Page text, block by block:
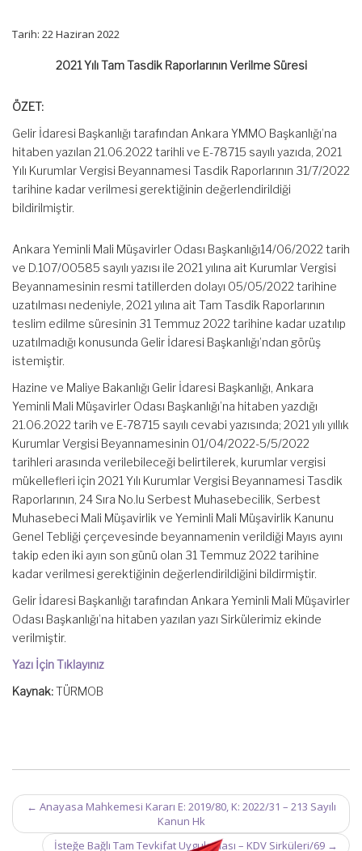
Tarih: 22 Haziran 2022
2021 Yılı Tam Tasdik Raporlarının Verilme Süresi
ÖZET:
Gelir İdaresi Başkanlığı tarafından Ankara YMMO Başkanlığı’na
hitaben yazılan 21.06.2022 tarihli ve E-78715 sayılı yazıda, 2021
Yılı Kurumlar Vergisi Beyannamesi Tasdik Raporlarının 31/7/2022
tarihine kadar verilmesi gerektiğinin değerlendirildiği
bildirilmiştir.
Ankara Yeminli Mali Müşavirler Odası Başkanlığı14/06/2022 tarih
ve D.107/00585 sayılı yazısı ile 2021 yılına ait Kurumlar Vergisi
Beyannamesinin resmi tatillerden dolayı 05/05/2022 tarihine
uzatılması nedeniyle, 2021 yılına ait Tam Tasdik Raporlarının
teslim edilme süresinin 31 Temmuz 2022 tarihine kadar uzatılıp
uzatılmadığı konusunda Gelir İdaresi Başkanlığı’ndan görüş
istemiştir.
Hazine ve Maliye Bakanlığı Gelir İdaresi Başkanlığı, Ankara
Yeminli Mali Müşavirler Odası Başkanlığı’na hitaben yazdığı
21.06.2022 tarih ve E-78715 sayılı cevabi yazısında; 2021 yılı yıllık
Kurumlar Vergisi Beyannamesinin 01/04/2022-5/5/2022
tarihleri arasında verilebileceği belirtilerek, kurumlar vergisi
mükellefleri için 2021 Yılı Kurumlar Vergisi Beyannamesi Tasdik
Raporlarının, 24 Sıra No.lu Serbest Muhasebecilik, Serbest
Muhasebeci Mali Müşavirlik ve Yeminli Mali Müşavirlik Kanunu
Genel Tebliği çerçevesinde beyannamenin verildiği Mayıs ayını
takip eden iki ayın son günü olan 31 Temmuz 2022 tarihine
kadar verilmesi gerektiğinin değerlendirildiğini bildirmiştir.
Gelir İdaresi Başkanlığı tarafından Ankara Yeminli Mali Müşavirler
Odası Başkanlığı’na hitaben yazılan yazı Sirkülerimiz ekinde
verilmiştir.
Yazı İçin Tıklayınız
Kaynak:TÜRMOB
Post
navigation
← Anayasa Mahkemesi Kararı E: 2019/80, K: 2022/31 – 213 Sayılı
Kanun Hk
İsteğe Bağlı Tam Tevkifat Uygulaması – KDV Sirküleri/69 →